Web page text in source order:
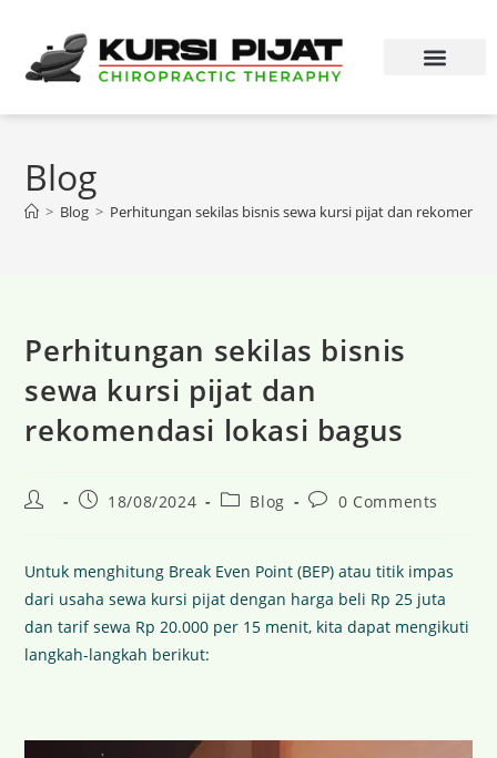
Blog
> Blog > Perhitungan sekilas bisnis sewa kursi pijat dan
Perhitungan sekilas bisnis
sewa kursi pijat dan
rekomendasi lokasi bagus
18/08/2024 Blog 0 Comments
Untuk menghitung Break Even Point (BEP) atau titik impas
dari usaha sewa kursi pijat dengan harga beli Rp 25 juta
dan tarif sewa Rp 20.000 per 15 menit, kita dapat mengikuti
langkah-langkah berikut: